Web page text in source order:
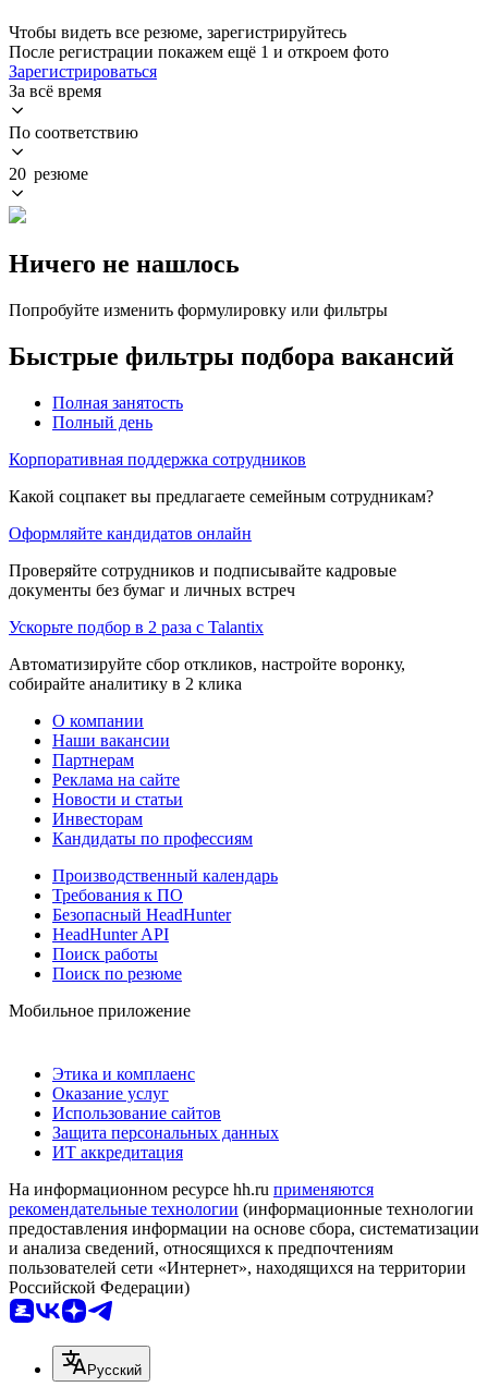
Чтобы видеть все резюме, зарегистрируйтесь
После регистрации покажем ещё 1 и откроем фото
Зарегистрироваться
За всё время
По соответствию
20 резюме
Ничего не нашлось
Попробуйте изменить формулировку или фильтры
Быстрые фильтры подбора вакансий
Полная занятость
Полный день
Корпоративная поддержка сотрудников
Какой соцпакет вы предлагаете семейным сотрудникам?
Оформляйте кандидатов онлайн
Проверяйте сотрудников и подписывайте кадровые
документы без бумаг и личных встреч
Ускорьте подбор в 2 раза с Talantix
Автоматизируйте сбор откликов, настройте воронку,
собирайте аналитику в 2 клика
О компании
Наши вакансии
Партнерам
Реклама на сайте
Новости и статьи
Инвесторам
Кандидаты по профессиям
Производственный календарь
Требования к ПО
Безопасный HeadHunter
HeadHunter API
Поиск работы
Поиск по резюме
Мобильное приложение
Этика и комплаенс
Оказание услуг
Использование сайтов
Защита персональных данных
ИТ аккредитация
На информационном ресурсе hh.ru применяются
рекомендательные технологии (информационные технологии
предоставления информации на основе сбора, систематизации
и анализа сведений, относящихся к предпочтениям
пользователей сети «Интернет», находящихся на территории
Российской Федерации)
Русский